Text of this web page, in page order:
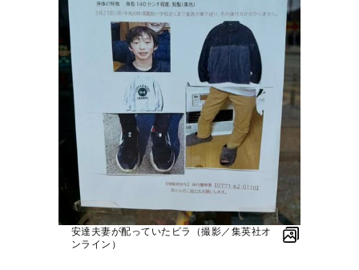
安達夫妻が配っていたビラ（撮影／集英社オ
ンライン）